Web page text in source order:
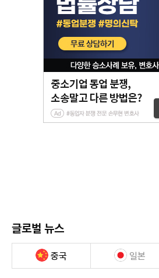
글로벌 뉴스
중국 일본